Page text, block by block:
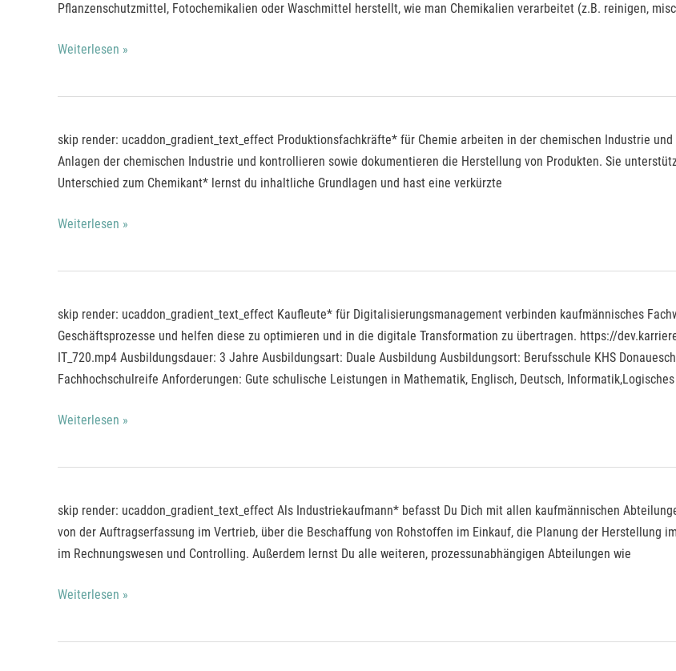
Pflanzenschutzmittel, Fotochemikalien oder Waschmittel herstellt, wie man Chemikalien verarbeitet (z.B. reinigen,
Weiterlesen »
skip render: ucaddon_gradient_text_effect Produktionsfachkräfte* für Chemie arbeiten in der chemischen Industrie
Anlagen der chemischen Industrie und kontrollieren sowie dokumentieren die Herstellung von Produkten. Sie
Unterschied zum Chemikant* lernst du inhaltliche Grundlagen und hast eine verkürzte
Produktionsfachkraft*
für
Chemie
Weiterlesen »
skip render: ucaddon_gradient_text_effect Kaufleute* für Digitalisierungsmanagement verbinden kaufmännisches
Geschäftsprozesse und helfen diese zu optimieren und in die digitale Transformation zu übertragen. https://
IT_720.mp4 Ausbildungsdauer: 3 Jahre Ausbildungsart: Duale Ausbildung Ausbildungsort: Berufsschule KHS
Fachhochschulreife Anforderungen: Gute schulische Leistungen in Mathematik, Englisch, Deutsch,
Kaufleute*
für
Digitalisierungsmanagement
Weiterlesen »
skip render: ucaddon_gradient_text_effect Als Industriekaufmann* befasst Du Dich mit allen kaufmännischen
von der Auftragserfassung im Vertrieb, über die Beschaffung von Rohstoffen im Einkauf, die Planung der Herstellung
im Rechnungswesen und Controlling. Außerdem lernst Du alle weiteren, prozessunabhängigen Abteilungen wie
Industriekaufleute*
mit
ZQ
Weiterlesen »